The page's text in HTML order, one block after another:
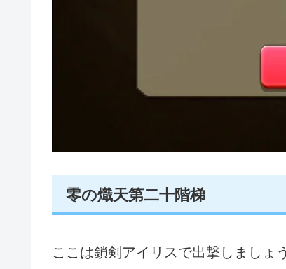
零の熾天第二十階梯
ここは鎖剣アイリスで出撃しましょ